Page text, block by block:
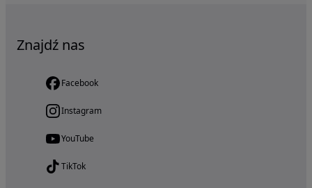
Znajdź nas
Facebook
Instagram
YouTube
TikTok